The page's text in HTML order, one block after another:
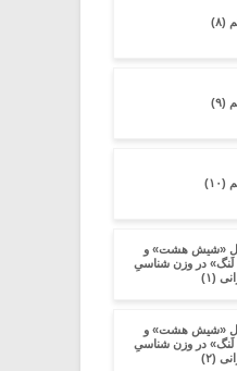
(۸)
(۹)
«شیش هشت» و
لَنگ» در وزن شناسیِ
(۱)
«شیش هشت» و
لَنگ» در وزن شناسیِ
(۲)